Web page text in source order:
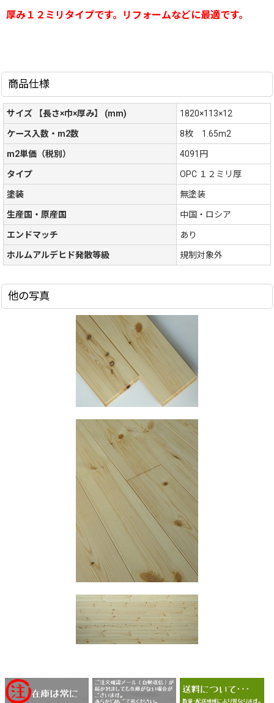
厚み１２ミリタイプです。リフォームなどに最適です。
商品仕様
サイズ 【長さ×巾×厚み】 (mm) 1820×113×12
ケース入数・m2数 8枚 1.65m2
m2単価（税別） 4091円
タイプ OPC １２ミリ厚
塗装 無塗装
生産国・原産国 中国・ロシア
エンドマッチ あり
ホルムアルデヒド発散等級 規制対象外
他の写真